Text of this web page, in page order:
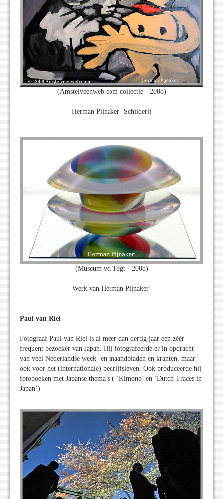
(Amstelveenweb.com collectie - 2008)
Herman Pijnaker- Schilderij
(Museum vd Togt - 2008)
Werk van Herman Pijnaker-
Paul van Riel
Fotograaf Paul van Riel is al meer dan dertig jaar een zéér
frequent bezoeker van Japan. Hij fotografeerde er in opdracht
van veel Nederlandse week- en maandbladen en kranten, maar
ook voor het (internationale) bedrijfsleven. Ook produceerde hij
fotoboeken met Japanse thema’s ( ‘Kimono’ en ‘Dutch Traces in
Japan’)